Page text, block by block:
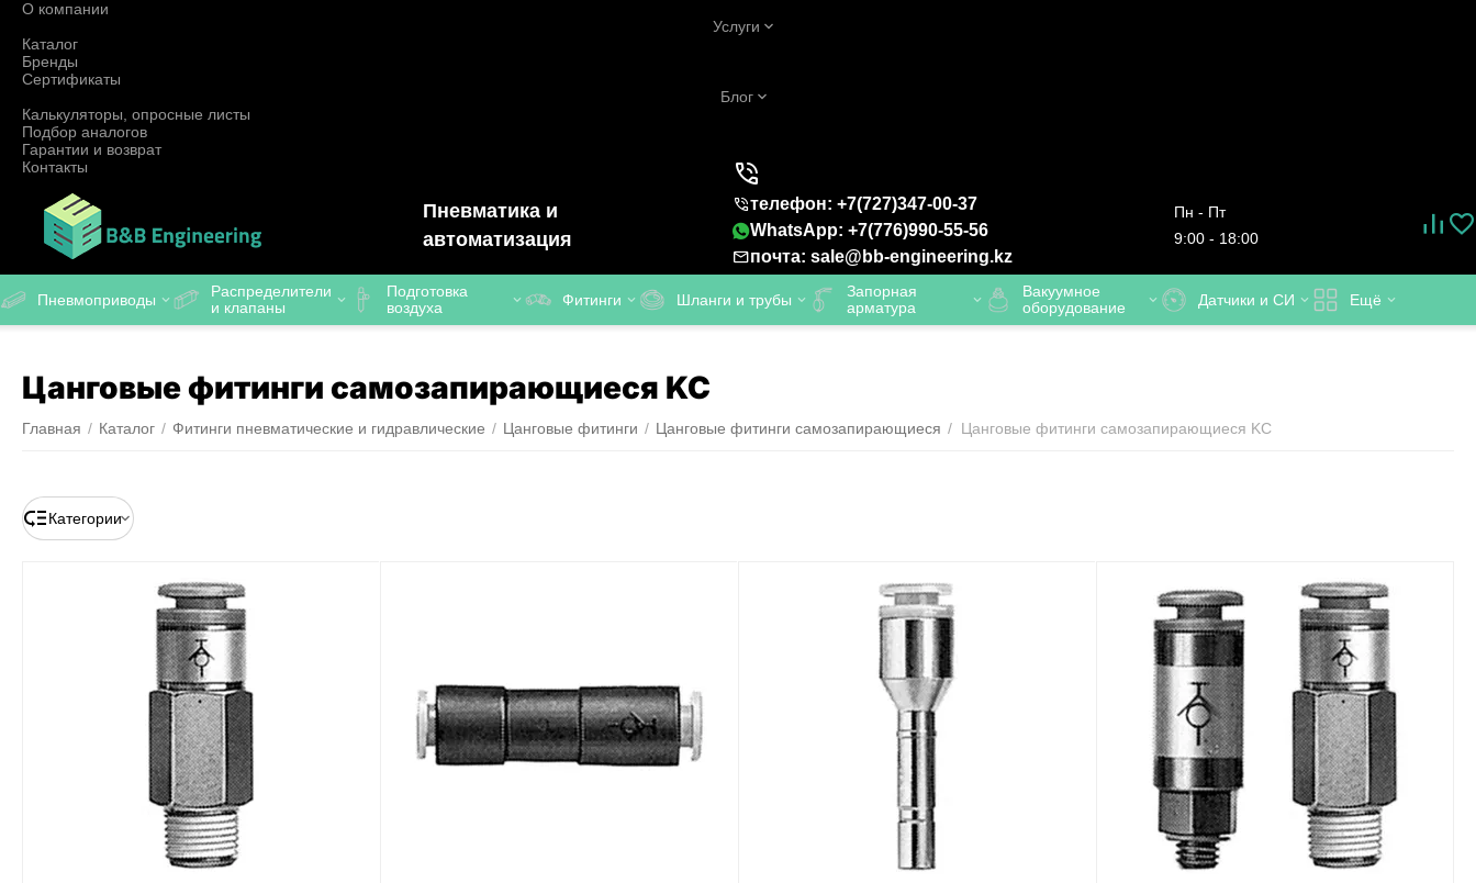
О компании
Услуги
Каталог
Бренды
Сертификаты
Блог
Калькуляторы, опросные листы
Подбор аналогов
Гарантии и возврат
Контакты
Пневматика и
автоматизация
телефон: +7(727)347-00-37
WhatsApp: +7(776)990-55-56
почта: sale@bb-engineering.kz
Пн - Пт
9:00 - 18:00
Пневмоприводы
Распределители
и клапаны
Подготовка
воздуха
Фитинги Шланги и трубы
Запорная
арматура
Вакуумное
оборудование
Датчики и СИ Ещё
Цанговые фитинги самозапирающиеся KC
Главная / Каталог / Фитинги пневматические и гидравлические / Цанговые фитинги / Цанговые фитинги самозапирающиеся / Цанговые фитинги самозапирающиеся KC
Категории